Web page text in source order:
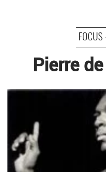
Pierre